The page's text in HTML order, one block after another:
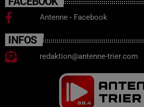
Antenne - Facebook
INFOS
redaktion@antenne-trier.com